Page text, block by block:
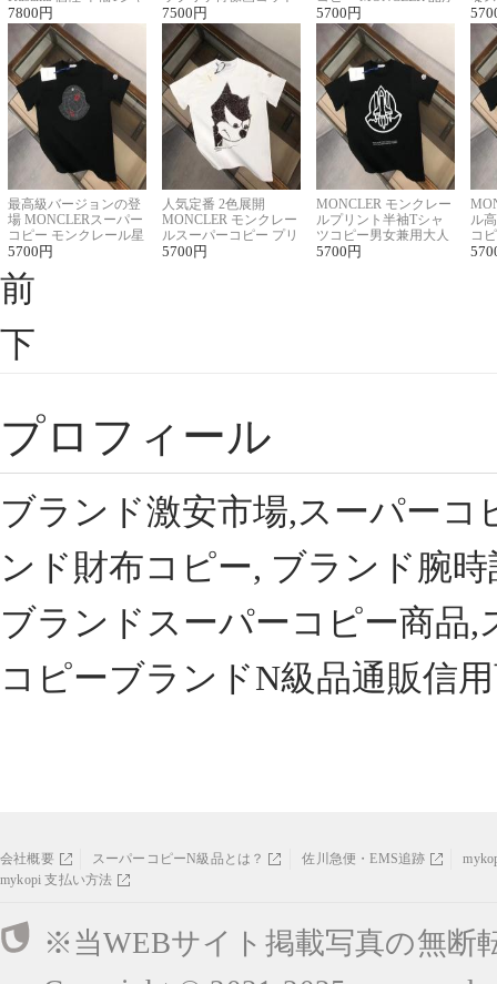
ツコピー男女兼用
7800 円
ンニット半袖Tシャツ
7500 円
良く見た目
5700 円
ル
最高級バージョンの登
場 MONCLERスーパー
コピー モンクレール星
座半袖Tシャツ
5700 円
人気定番 2色展開
MONCLER モンクレー
ルスーパーコピー プリ
ント半袖Tシャツ
5700 円
MONCLER モンクレー
ルプリント半袖Tシャ
ツコピー男女兼用大人
可愛い春夏コーデ
5700 円
ル
コ
ィ
前
下
プロフィール
ブランド激安市場,スーパー
ンド財布コピー, ブランド腕
ブランドスーパーコピー商品
コピーブランドN級品通販信
会社概要 スーパーコピーN級品とは？ 佐川急便・EMS追跡
mykopi 支払い方法
※当WEBサイト掲載写真の無断